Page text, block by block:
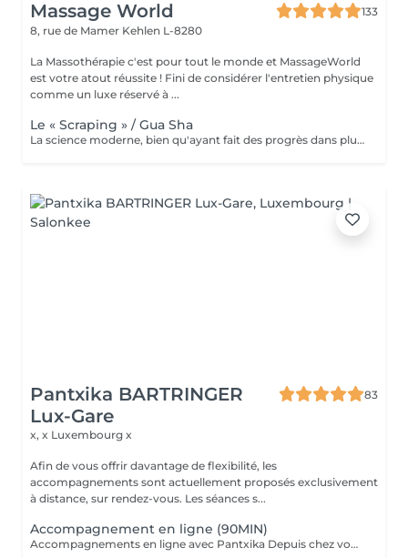
Massage World
133
8, rue de Mamer Kehlen L-8280
La Massothérapie c'est pour tout le monde et MassageWorld
est votre atout réussite ! Fini de considérer l'entretien physique
comme un luxe réservé à ...
Le « Scraping » / Gua Sha
La science moderne, bien qu'ayant fait des progrès dans plusieurs domaines: alimentaires, médical, psychologique... ne règle malheureusement pas encore tout ce dont l'être humain a besoin. C'est pour cette raison que nous nous tournons parfois vers le monde asiatique afin de dénicher certaines techniques ancestrales reconnues pour leurs bienfaits. L'une de ses tendances n'est autre que le massage « Gua Sha » popularisé par les célébrités et sportifs américains. Cette thérapie asiatique aide à soulager la douleur, nourrir la peau et même à faire une désintox totale de votre corps sans pour autant exploser votre budget. Le mot « Gua » signifie « gratter », le mot « Sha » quant à lui a plusieurs significations dépendant bien évidemment du contexte souhaité. Puisque c'est le coté médical qui nous intéresse, le mot « Sha » signifie déchets métaboliques pouvant dérégler le bon fonctionnement du flux sangin et énergétique, provoquant ainsi d'importantes douleurs. Nous pouvons donc traduire le terme « Gua Sha » par racler les toxines. Ce massage se fait à l'aide d'un outil aux bordures lisses. Loin d'être d'être un simple massage, le « Gua Sha » se rapproche d'avantage d'une désintoxication du corps par l'élimination des déchets et toxines, permettant ainsi la création de nouvelles cellules plus saines. Nous parlerons donc de régénération cellulaire. La plupart des scientifiques sont d'accords sur le fait que le Massage « Gua Sha » soulage les patients de façon rapide et effic
Pantxika BARTRINGER
Lux-Gare
83
x, x Luxembourg x
Afin de vous offrir davantage de flexibilité, les
accompagnements sont actuellement proposés exclusivement
à distance, sur rendez-vous. Les séances s...
Accompagnement en ligne (90MIN)
Accompagnements en ligne avec Pantxika Depuis chez vous, bénéficiez d'un accompagnement sur-mesure pour retrouver équilibre et sérénité. Chaque séance commence par une anamnèse pour comprendre votre parcours, vos besoins et vos attentes. Parce que chaque personne est unique, l'accompagnement est entièrement personnalisé. EFT (Emotional Freedom Techniques) : Libérez-vous des blocages émotionnels, du stress et des croyances limitantes grâce à cette technique de libération des émotions. IEP (Intention-Based Energy Process - Steve Wells) : Une approche puissante pour travailler sur vos résistances inconscientes et renforcer votre résilience. Reiki : Recevez une harmonisation énergétique à distance pour apaiser le corps et l'esprit. Réflexologie palmaire : Stimulez les points réflexes des mains pour favoriser le bien-être général. Comment ça marche ? Prenez rendez-vous en ligne. Recevez un lien Zoom après votre réservation. Connectez-vous à l'heure convenue pour votre séance. Où que vous soyez, je vous accompagne avec bienveillance et efficacité. Réservez votre séance dès maintenant Pantxika